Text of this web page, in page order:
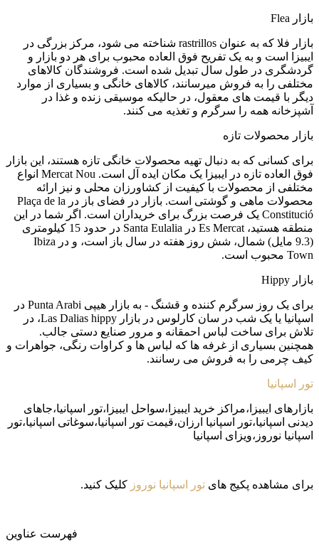
بازار Flea
بازار فلا که به عنوان rastrillos شناخته می شود، مرکز بزرگی در
ایبیزا است و به یک تفریح فوق العاده محبوب برای هر دو بازار و
گردشگری در طول سال تبدیل شده است. فروشندگان کالاهای
مختلفی را به فروش میرسانند، کالاهای خانگی و بسیاری از موارد
دیگر با قیمت های معقول، در حالیکه موسیقی زنده و غذا در
آشپزخانه همه را سرگرم و تغذیه می کنند.
بازار محصولات تازه
برای کسانی که به دنبال تهیه محصولات خانگی تازه هستند، این بازار
فوق العاده تازه در ایبیزا یک مکان ایده آل است. Mercat Nou انواع
مختلفی از محصولات با کیفیت از کشاورزان محلی و نیز ارائه
محصولات ماهی و گوشتی است. بازار در فضای باز در Plaça de la
Constitució یک فرصت بزرگ برای خریداران است. اگر شما در این
منطقه هستید، Es Mercat در Santa Eulalia در حدود 15 کیلومتری
(9.3 مایل) شمال، شش روز هفته در سال باز است، و در Ibiza
Town محبوب است.
بازار Hippy
برای یک روز سرگرم کننده و قشنگ - به بازار هیپی Punta Arabi در
اسپانیا یا یک شب در سان کارلوس در بازار Las Dalias hippy، در
تلاش برای ساخت لباس احمقانه و مرور صنایع دستی جالب.
همچنین بسیاری از غرفه ها که لباس ها و کراوات رنگی، جواهرات و
کیف چرمی را به فروش می رسانند.
تور اسپانیا
بازارهای ایبیزا،مراکز خرید ایبیزا،سواحل ایبیزا،تور اسپانیا،جاهای
دیدنی اسپانیا،تور اسپانیا ارزان،قیمت تور اسپانیا،سوغاتی اسپانیا،تور
اسپانیا نوروز،ویزای اسپانیا
برای مشاهده پکیج های تور اسپانیا نوروز کلیک کنید.
فهرست عناوین